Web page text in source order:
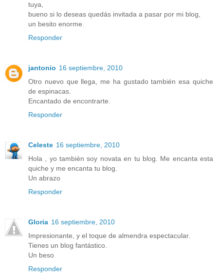
tuya,
bueno si lo deseas quedás invitada a pasar por mi blog,
un besito enorme.
Responder
jantonio 16 septiembre, 2010
Otro nuevo que llega, me ha gustado también esa quiche
de espinacas.
Encantado de encontrarte.
Responder
Celeste 16 septiembre, 2010
Hola , yo también soy novata en tu blog. Me encanta esta
quiche y me encanta tu blog.
Un abrazo
Responder
Gloria 16 septiembre, 2010
Impresionante, y el toque de almendra espectacular.
Tienes un blog fantástico.
Un beso
Responder